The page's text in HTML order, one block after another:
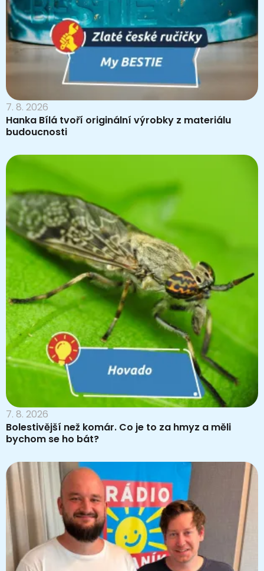
7. 8. 2026
Hanka Bílá tvoří originální výrobky z materiálu
budoucnosti
7. 8. 2026
Bolestivější než komár. Co je to za hmyz a měli
bychom se ho bát?